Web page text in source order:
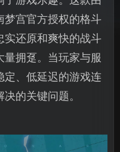
梦宫官方授权的格斗
实还原和爽快的战斗
量拥趸。当玩家与服
定、低延迟的游戏连
的关键问题。